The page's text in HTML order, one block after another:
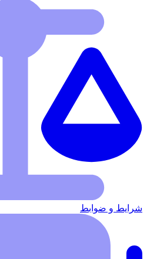
شرایط‌ و ضوابط